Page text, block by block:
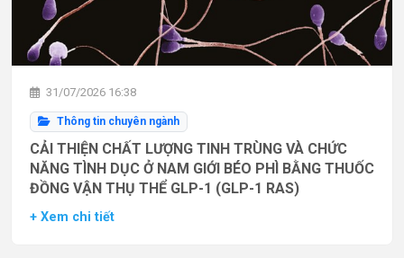
31/07/2026 16:38
Thông tin chuyên ngành
CẢI THIỆN CHẤT LƯỢNG TINH TRÙNG VÀ CHỨC
NĂNG TÌNH DỤC Ở NAM GIỚI BÉO PHÌ BẰNG THUỐC
ĐỒNG VẬN THỤ THỂ GLP-1 (GLP-1 RAS)
+ Xem chi tiết